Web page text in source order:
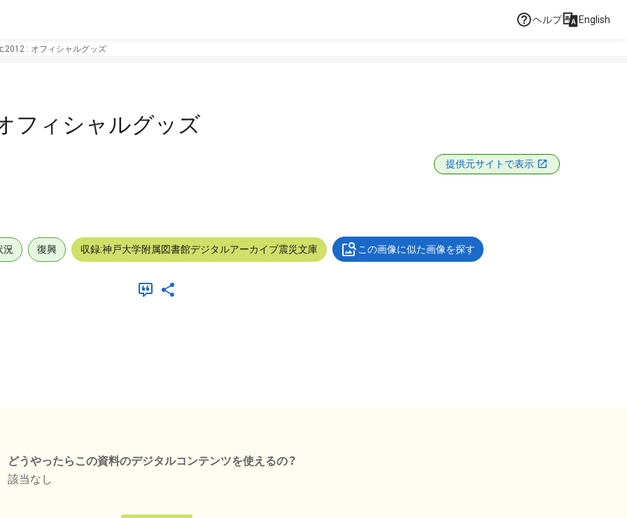
ヘルプ English
2012 : オフィシャルグッズ
フィシャルグッズ
提供元サイトで表示
況 復興 収録:神戸大学附属図書館デジタルアーカイブ震災文庫 この画像に似た画像を探す
どうやったらこの資料のデジタルコンテンツを使えるの？
該当なし